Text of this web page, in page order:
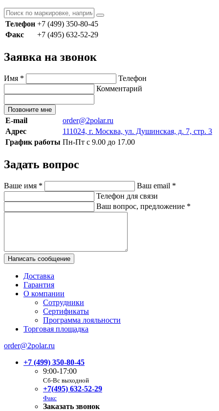
Телефон +7 (499) 350-80-45
Факс
+7 (495) 632-52-29
Заявка на звонок
Имя *
Телефон
Комментарий
Позвоните мне
E-mail
order@2polar.ru
Адрес
111024, г. Москва, ул. Душинская, д. 7, стр. 3
График работы Пн-Пт с 9.00 до 17.00
Задать вопрос
Ваше имя * Ваш email *
Телефон для связи
Ваш вопрос, предложение *
Написать сообщение
Доставка
Гарантия
О компании
Сотрудники
Сертификаты
Программа лояльности
Торговая площадка
order@2polar.ru
+7 (499) 350-80-45
9:00-17:00
Сб-Вс выходной
+7(495) 632-52-29
Факс
Заказать звонок